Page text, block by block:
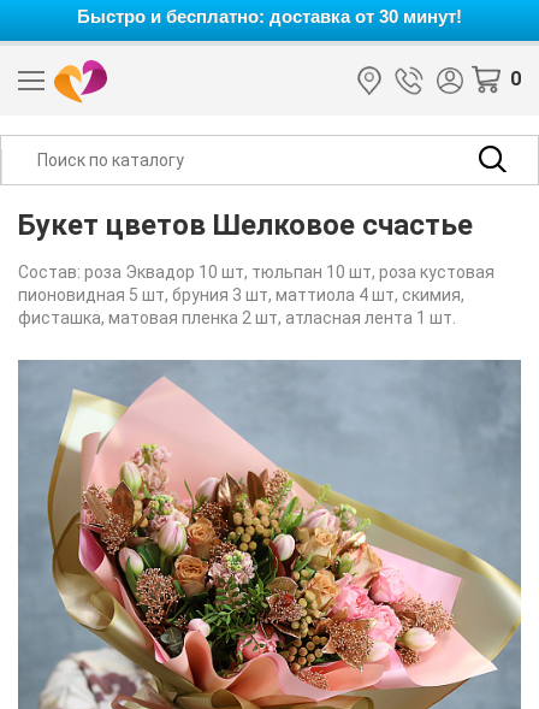
Быстро и бесплатно: доставка от 30 минут!
0
Букет цветов Шелковое счастье
Состав: роза Эквадор 10 шт, тюльпан 10 шт, роза кустовая
пионовидная 5 шт, бруния 3 шт, маттиола 4 шт, скимия,
фисташка, матовая пленка 2 шт, атласная лента 1 шт.